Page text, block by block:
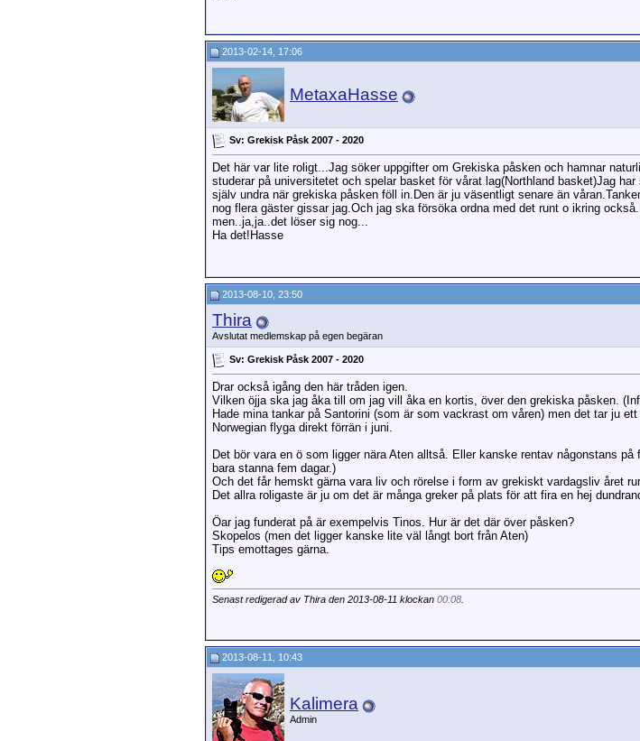
2013-02-14, 17:06
MetaxaHasse
Sv: Grekisk Påsk 2007 - 2020
Det här var lite roligt...Jag söker uppgifter om Grekiska påsken och hamnar
studerar på universitetet och spelar basket för vårat lag(Northland basket)Jag
själv undra när grekiska påsken föll in.Den är ju väsentligt senare än
nog flera gäster gissar jag.Och jag ska försöka ordna med det runt o ikring
men..ja,ja..det löser sig nog...
Ha det!Hasse
2013-08-10, 23:50
Thira
Avslutat medlemskap på egen begäran
Sv: Grekisk Påsk 2007 - 2020
Drar också igång den här tråden igen.
Vilken öjja ska jag åka till om jag vill åka en kortis, över den grekiska påsken.
Hade mina tankar på Santorini (som är som vackrast om våren) men det tar ju
Norwegian flyga direkt förrän i juni.
Det bör vara en ö som ligger nära Aten alltså. Eller kanske rentav någonstans
bara stanna fem dagar.)
Och det får hemskt gärna vara liv och rörelse i form av grekiskt vardagsliv året
Det allra roligaste är ju om det är många greker på plats för att fira en hej
Öar jag funderat på är exempelvis Tinos. Hur är det där över påsken?
Skopelos (men det ligger kanske lite väl långt bort från Aten)
Tips emottages gärna.
Senast redigerad av Thira den 2013-08-11 klockan 00:08
2013-08-11, 10:43
Kalimera
Admin